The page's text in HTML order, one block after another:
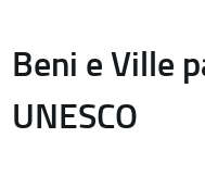
Beni e Ville
UNESCO